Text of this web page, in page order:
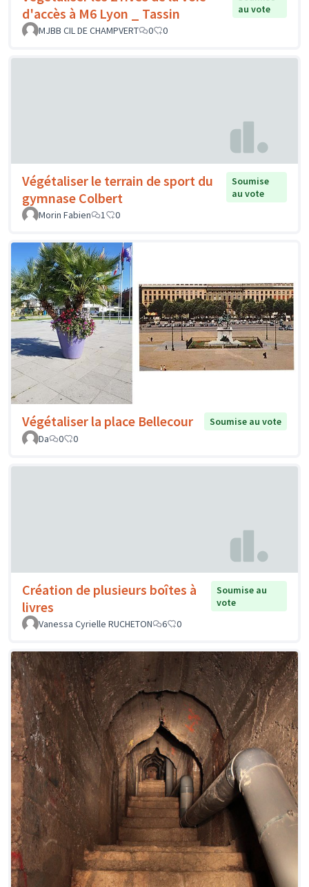
d'accès à M6 Lyon _ Tassin
au vote
MJBB CIL DE CHAMPVERT
0 0
Végétaliser le terrain de sport du
gymnase Colbert
Soumise
au vote
Morin Fabien
1 0
Végétaliser la place Bellecour
Soumise au vote
Da
0 0
Création de plusieurs boîtes à
livres
Soumise au
vote
Vanessa Cyrielle RUCHETON
6 0